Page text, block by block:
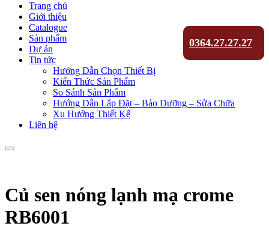
0364.27.27.27
Trang chủ
Giới thiệu
Catalogue
Sản phẩm
Dự án
Tin tức
Hướng Dẫn Chọn Thiết Bị
Kiến Thức Sản Phẩm
So Sánh Sản Phẩm
Hướng Dẫn Lắp Đặt – Bảo Dưỡng – Sửa Chữa
Xu Hướng Thiết Kế
Liên hệ
Củ sen nóng lạnh mạ crome
RB6001